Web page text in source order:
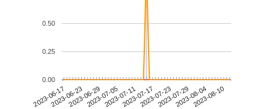
2023-06-172023-06-232023-06-292023-07-052023-07-112023-07-172023-07-232023-07-292023-08-042023-08-10
0.00
0.25
0.50